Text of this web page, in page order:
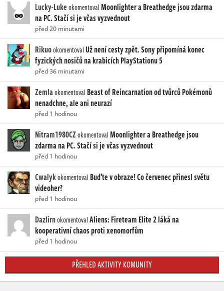
Lucky-LukeokomentovalMoonlighter a Breathedge jsou zdarma
na PC. Stačí si je včas vyzvednout
před 20 minutami
RikuookomentovalUž není cesty zpět. Sony připomíná konec
fyzických nosičů na krabicích PlayStationu 5
před 36 minutami
Zemlaokomentoval Beast of Reincarnation od tvůrců Pokémonů
nenadchne, ale ani neurazí
před 1 hodinou
Nitram1980CZokomentovalMoonlighter a Breathedge jsou
zdarma na PC. Stačí si je včas vyzvednout
před 1 hodinou
Cwalykokomentoval Buďte v obraze! Co červenec přinesl světu
videoher?
před 1 hodinou
DazlirnokomentovalAliens: Fireteam Elite 2 láká na
kooperativní chaos proti xenomorfům
před 1 hodinou
PŘEHLED AKTIVITY KOMUNITY